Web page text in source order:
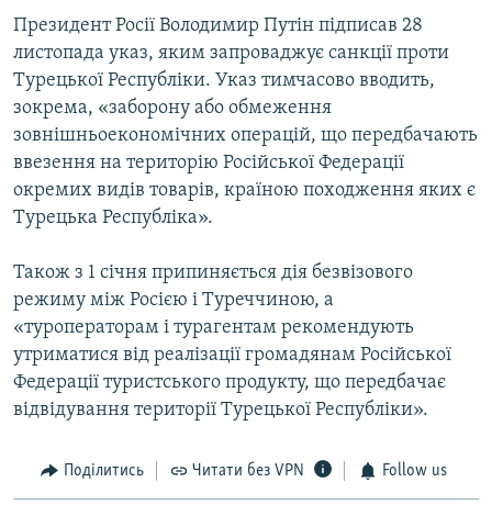
Президент Росії Володимир Путін підписав 28
листопада указ, яким запроваджує санкції проти
Турецької Республіки. Указ тимчасово вводить,
зокрема, «заборону або обмеження
зовнішньоекономічних операцій, що передбачають
ввезення на територію Російської Федерації
окремих видів товарів, країною походження яких є
Турецька Республіка».
Також з 1 січня припиняється дія безвізового
режиму між Росією і Туреччиною, а
«туроператорам і турагентам рекомендують
утриматися від реалізації громадянам Російської
Федерації туристського продукту, що передбачає
відвідування території Турецької Республіки».
Поділитись Читати без VPN Follow us